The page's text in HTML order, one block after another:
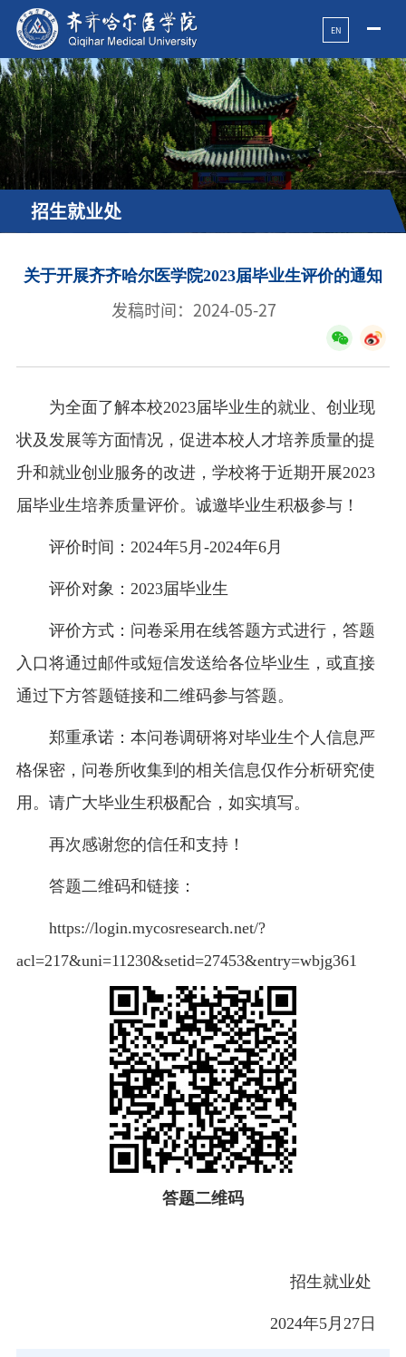
EN
招生就业处
关于开展齐齐哈尔医学院2023届毕业生评价的通知
发稿时间：2024-05-27
为全面了解本校2023届毕业生的就业、创业现
状及发展等方面情况，促进本校人才培养质量的提
升和就业创业服务的改进，学校将于近期开展2023
届毕业生培养质量评价。诚邀毕业生积极参与！
评价时间：2024年5月-2024年6月
评价对象：2023届毕业生
评价方式：问卷采用在线答题方式进行，答题
入口将通过邮件或短信发送给各位毕业生，或直接
通过下方答题链接和二维码参与答题。
郑重承诺：本问卷调研将对毕业生个人信息严
格保密，问卷所收集到的相关信息仅作分析研究使
用。请广大毕业生积极配合，如实填写。
再次感谢您的信任和支持！
答题二维码和链接：
https://login.mycosresearch.net/?
acl=217&uni=11230&setid=27453&entry=wbjg361
答题二维码
招生就业处
2024年5月27日